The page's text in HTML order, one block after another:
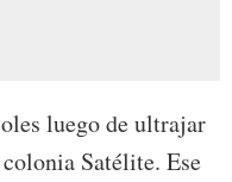
luego de ultrajar
Satélite. Ese